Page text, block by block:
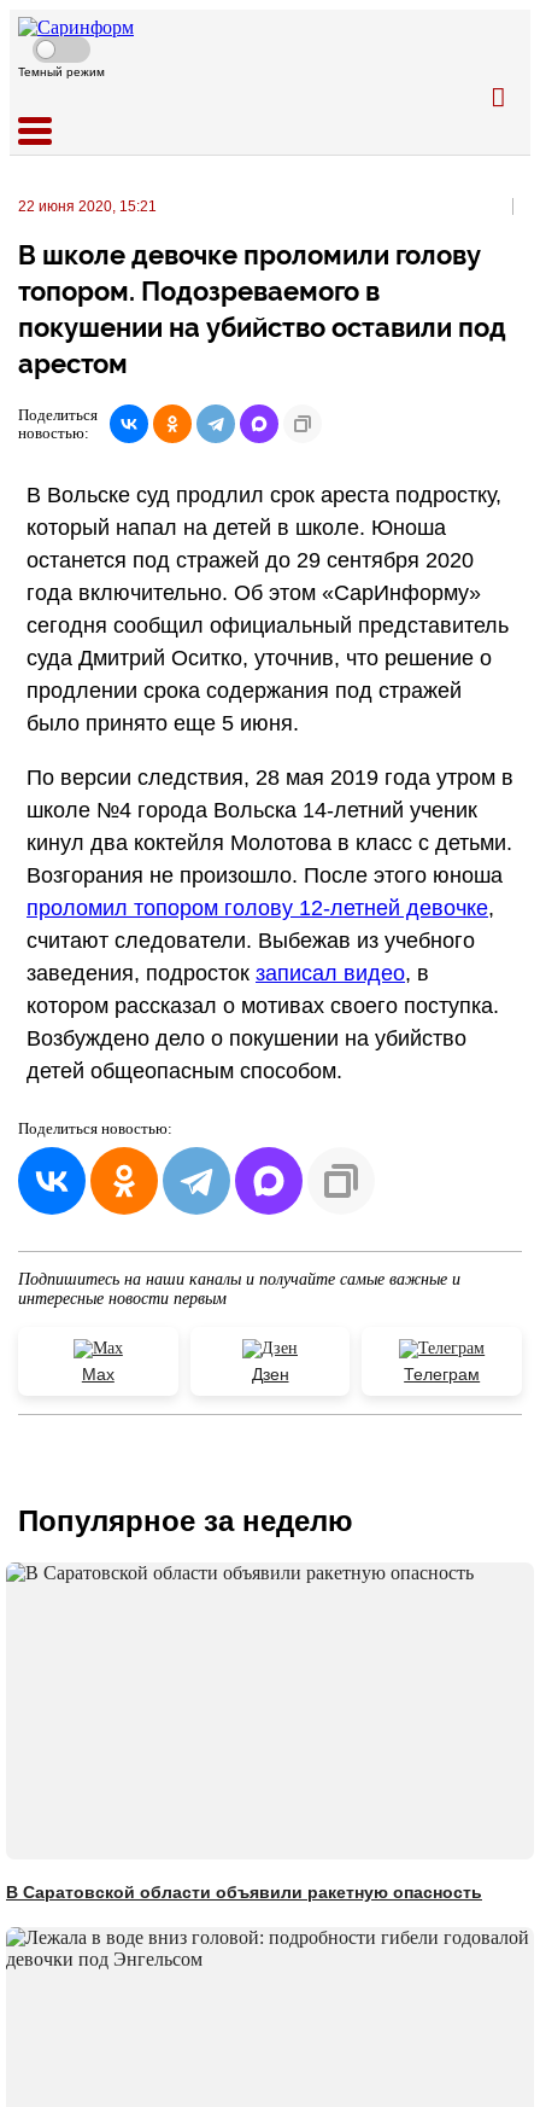
Темный режим
22 июня 2020, 15:21
В школе девочке проломили голову
топором. Подозреваемого в
покушении на убийство оставили под
арестом
Поделиться
новостью:
В Вольске суд продлил срок ареста подростку,
который напал на детей в школе. Юноша
останется под стражей до 29 сентября 2020
года включительно. Об этом «СарИнформу»
сегодня сообщил официальный представитель
суда Дмитрий Оситко, уточнив, что решение о
продлении срока содержания под стражей
было принято еще 5 июня.
По версии следствия, 28 мая 2019 года утром в
школе №4 города Вольска 14-летний ученик
кинул два коктейля Молотова в класс с детьми.
Возгорания не произошло. После этого юноша
проломил топором голову 12-летней девочке,
считают следователи. Выбежав из учебного
заведения, подросток записал видео, в
котором рассказал о мотивах своего поступка.
Возбуждено дело о покушении на убийство
детей общеопасным способом.
Поделиться новостью:
Подпишитесь на наши каналы и получайте самые важные и
интересные новости первым
Max Дзен Телеграм
Популярное за неделю
В Саратовской области объявили ракетную опасность